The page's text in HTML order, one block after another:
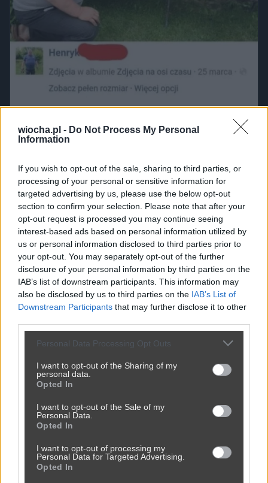
wiocha.pl - Do Not Process My Personal
Information
If you wish to opt-out of the sale, sharing to third parties, or
processing of your personal or sensitive information for
targeted advertising by us, please use the below opt-out
section to confirm your selection. Please note that after your
opt-out request is processed you may continue seeing
interest-based ads based on personal information utilized by
us or personal information disclosed to third parties prior to
your opt-out. You may separately opt-out of the further
disclosure of your personal information by third parties on the
IAB’s list of downstream participants. This information may
also be disclosed by us to third parties on the IAB’s List of
Downstream Participants that may further disclose it to other
Personal Data Processing Opt Outs
I want to opt-out of the Sharing of my
personal data.
Opted In
I want to opt-out of the Sale of my
Personal Data.
Opted In
I want to opt-out of processing my
Personal Data for Targeted Advertising.
Opted In
Ależ bestia no
1700 1 Social
Sól w skarpetkach nie pomogła na gorączkę